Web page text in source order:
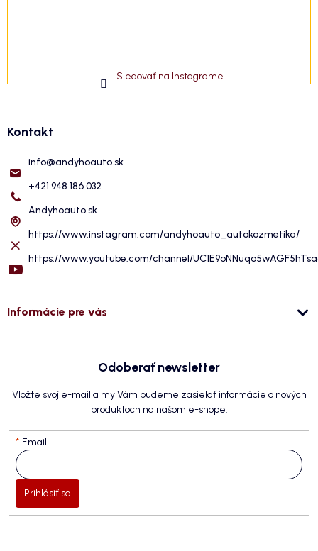
Sledovať na Instagrame
Kontakt
info@andyhoauto.sk
+421 948 186 032
Andyhoauto.sk
https://www.instagram.com/andyhoauto_autokozmetika/
https://www.youtube.com/channel/
Informácie pre vás
Odoberať newsletter
Vložte svoj e-mail a my Vám budeme zasielať informácie o nových
produktoch na našom e-shope.
Email
Prihlásiť sa